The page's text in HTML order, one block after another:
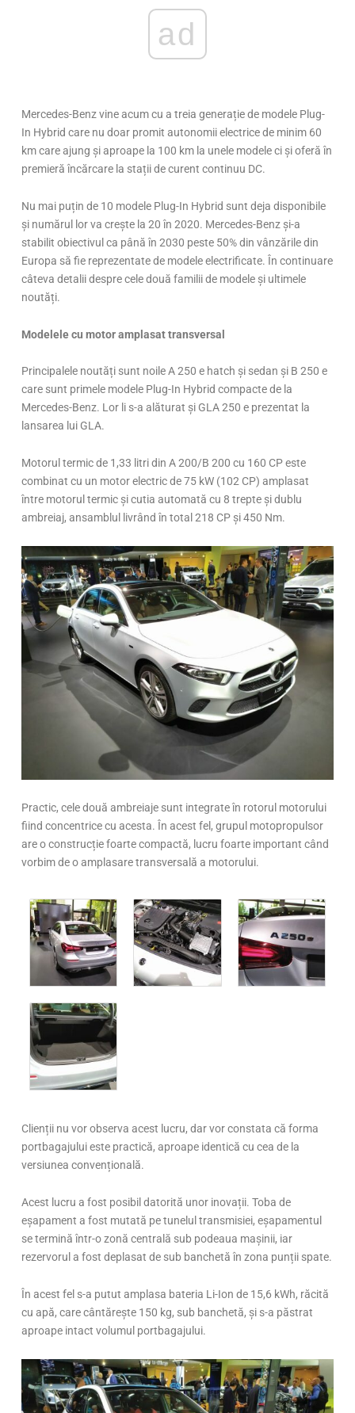
ad
Mercedes-Benz vine acum cu a treia generație de modele Plug-
In Hybrid care nu doar promit autonomii electrice de minim 60
km care ajung și aproape la 100 km la unele modele ci și oferă în
premieră încărcare la stații de curent continuu DC.
Nu mai puțin de 10 modele Plug-In Hybrid sunt deja disponibile
și numărul lor va crește la 20 în 2020. Mercedes-Benz și-a
stabilit obiectivul ca până în 2030 peste 50% din vânzările din
Europa să fie reprezentate de modele electrificate. În continuare
câteva detalii despre cele două familii de modele și ultimele
noutăți.
Modelele cu motor amplasat transversal
Principalele noutăți sunt noile A 250 e hatch și sedan și B 250 e
care sunt primele modele Plug-In Hybrid compacte de la
Mercedes-Benz. Lor li s-a alăturat și GLA 250 e prezentat la
lansarea lui GLA.
Motorul termic de 1,33 litri din A 200/B 200 cu 160 CP este
combinat cu un motor electric de 75 kW (102 CP) amplasat
între motorul termic și cutia automată cu 8 trepte și dublu
ambreiaj, ansamblul livrând în total 218 CP și 450 Nm.
Practic, cele două ambreiaje sunt integrate în rotorul motorului
fiind concentrice cu acesta. În acest fel, grupul motopropulsor
are o construcție foarte compactă, lucru foarte important când
vorbim de o amplasare transversală a motorului.
Clienții nu vor observa acest lucru, dar vor constata că forma
portbagajului este practică, aproape identică cu cea de la
versiunea convențională.
Acest lucru a fost posibil datorită unor inovații. Toba de
eșapament a fost mutată pe tunelul transmisiei, eșapamentul
se termină într-o zonă centrală sub podeaua mașinii, iar
rezervorul a fost deplasat de sub banchetă în zona punții spate.
În acest fel s-a putut amplasa bateria Li-Ion de 15,6 kWh, răcită
cu apă, care cântărește 150 kg, sub banchetă, și s-a păstrat
aproape intact volumul portbagajului.